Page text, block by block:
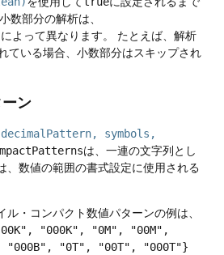
小数部分の解析は、
によって異なります。
たとえば、解析
ている場合、小数部分はスキップされ
ン
symbols,
は、一連の文字列とし
、数値の範囲の書式設定に使用される
ル・コンパクト数値パターンの例は、
"000K", "0M", "00M",
"000B", "0T", "00T", "000T"}